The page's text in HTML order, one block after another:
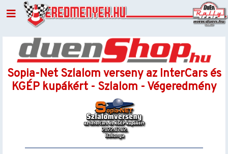
Sopia-Net Szlalom verseny az InterCars és
KGÉP kupákért - Szlalom - Végeredmény